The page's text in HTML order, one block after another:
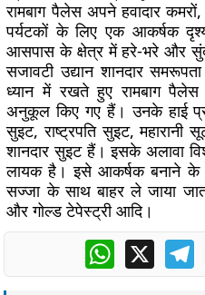
रामबाग पैलेस अपने हवादार
पर्यटकों के लिए एक आकर्षक
आसपास के क्षेत्र में हरे-भरे और
सजावटी उद्यान शानदार
ध्यान में रखते हुए रामबाग
अनुकूल किए गए हैं। उनके हाई
सुइट, राष्ट्रपति सुइट,
शानदार सुइट हैं। इसके अलावा
लायक है। इसे आकर्षक बनाने के
सज्जा के साथ बाहर ले जाया
और गोल्ड टेपेस्ट्री आदि।
WhatsApp
X